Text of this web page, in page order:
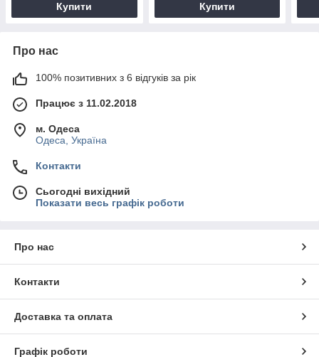
Купити Купити
Про нас
100% позитивних з 6 відгуків за рік
Працює з 11.02.2018
м. Одеса
Одеса, Україна
Контакти
Сьогодні вихідний
Показати весь графік роботи
Про нас
Контакти
Доставка та оплата
Графік роботи